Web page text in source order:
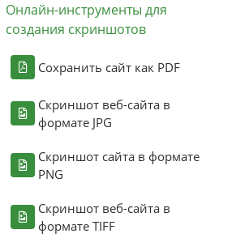
Онлайн-инструменты для
создания скриншотов
Сохранить сайт как PDF
Скриншот веб-сайта в
формате JPG
Скриншот сайта в формате
PNG
Скриншот веб-сайта в
формате TIFF